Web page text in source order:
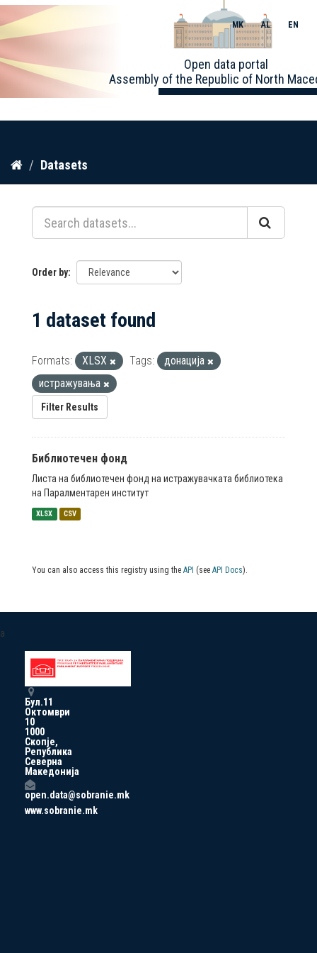
Skip
content
Open data portal
Assembly of the Republic of North
MK AL EN
Datasets
Order by
1 dataset found
Formats: XLSX Tags:
донација
истражувања
Filter Results
Библиотечен фонд
Листа на библиотечен фонд на истражувачката библиотека
на Паралментарен институт
XLSX CSV
You can also access this registry using the API (see API Docs).
a
Бул.11
Октомври
10
1000
Скопје,
Република
Северна
Македонија
open.data@sobranie.mk
www.sobranie.mk